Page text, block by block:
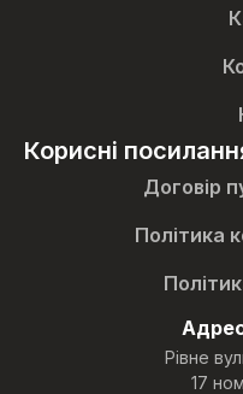
Корисні
Договір
Політика
Рівне
17